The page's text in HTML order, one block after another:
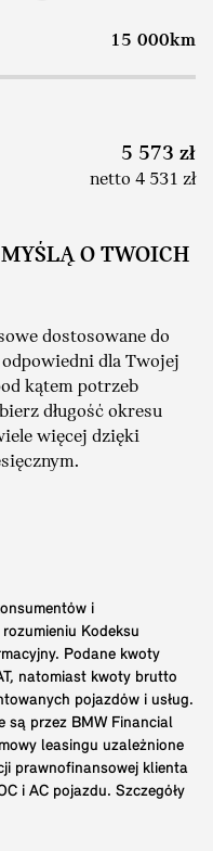
15 000km
5 573 zł
netto 4 531 zł
O TWOICH
dostosowane do
dla Twojej
kątem potrzeb
długość okresu
więcej dzięki
i
Kodeksu
Podane kwoty
natomiast kwoty brutto
pojazdów i usług.
są przez BMW Financial
leasingu uzależnione
prawnofinansowej klienta
i AC pojazdu. Szczegóły